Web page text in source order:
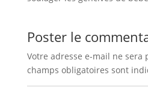
Poster le
Votre adresse e-mail ne sera
champs obligatoires sont